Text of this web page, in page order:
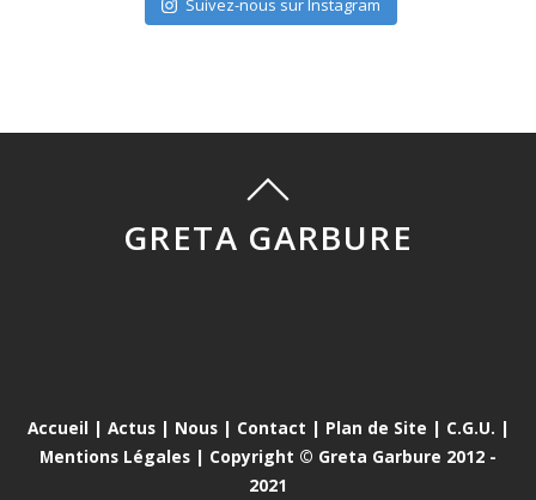
Suivez-nous sur Instagram
GRETA GARBURE
Accueil | Actus| Nous| Contact | Plan de Site | C.G.U. |
Mentions Légales | Copyright © Greta Garbure 2012 -
2021